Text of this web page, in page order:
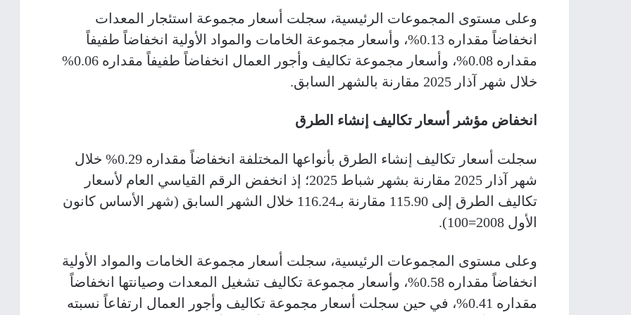
وعلى مستوى المجموعات الرئيسية، سجلت أسعار مجموعة استئجار المعدات
انخفاضاً مقداره 0.13%، وأسعار مجموعة الخامات والمواد الأولية انخفاضاً طفيفاً
مقداره 0.08%، وأسعار مجموعة تكاليف وأجور العمال انخفاضاً طفيفاً مقداره 0.06%
خلال شهر آذار 2025 مقارنة بالشهر السابق.
انخفاض مؤشر أسعار تكاليف إنشاء الطرق
سجلت أسعار تكاليف إنشاء الطرق بأنواعها المختلفة انخفاضاً مقداره 0.29% خلال
شهر آذار 2025 مقارنة بشهر شباط 2025؛ إذ انخفض الرقم القياسي العام لأسعار
تكاليف الطرق إلى 115.90 مقارنة بـ116.24 خلال الشهر السابق (شهر الأساس كانون
الأول 2008=100).
وعلى مستوى المجموعات الرئيسية، سجلت أسعار مجموعة الخامات والمواد الأولية
انخفاضاً مقداره 0.58%، وأسعار مجموعة تكاليف تشغيل المعدات وصيانتها انخفاضاً
مقداره 0.41%، في حين سجلت أسعار مجموعة تكاليف وأجور العمال ارتفاعاً نسبته